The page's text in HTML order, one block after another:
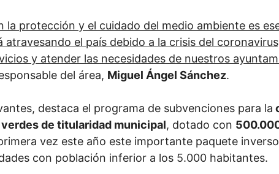
protección y el cuidado del medio ambiente es
atravesando el país debido a la crisis del
y atender las necesidades de nuestros
del área, Miguel Ángel Sánchez.
destaca el programa de subvenciones para la
de titularidad municipal, dotado con
vez este año este importante paquete
con población inferior a los 5.000 habitantes.